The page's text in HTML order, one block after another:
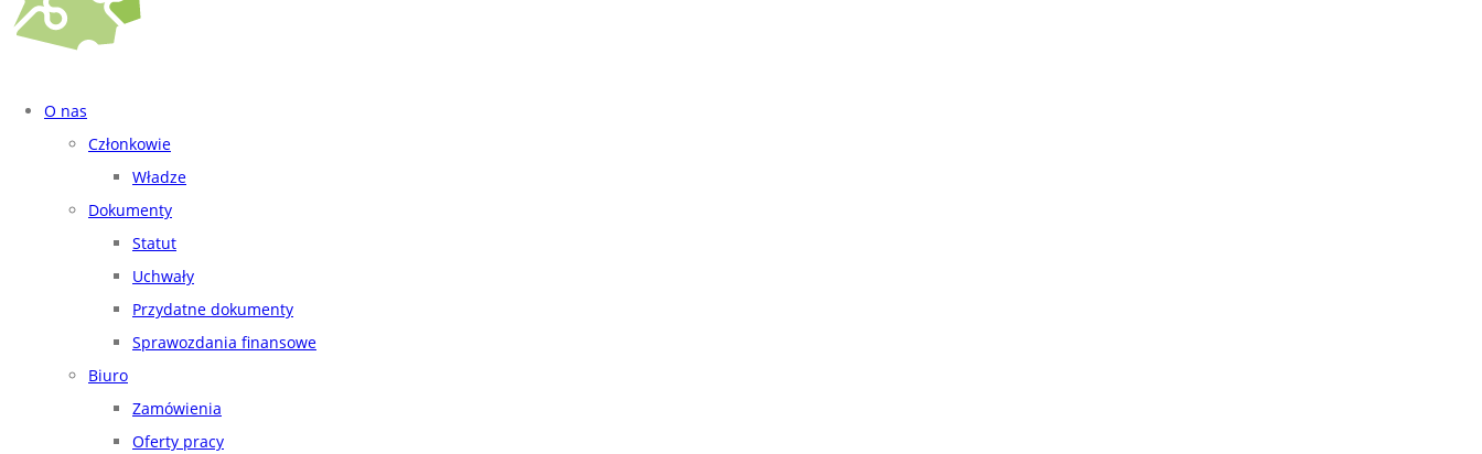
O nas
Członkowie
Władze
Dokumenty
Statut
Uchwały
Przydatne dokumenty
Sprawozdania finansowe
Biuro
Zamówienia
Oferty pracy